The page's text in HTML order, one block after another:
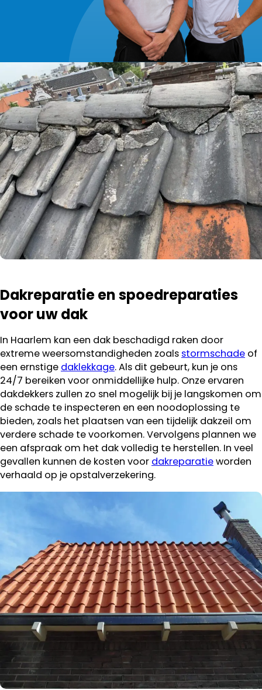
Dakreparatie en spoedreparaties
voor uw dak
In Haarlem kan een dak beschadigd raken door
extreme weersomstandigheden zoals stormschade of
een ernstige daklekkage. Als dit gebeurt, kun je ons
24/7 bereiken voor onmiddellijke hulp. Onze ervaren
dakdekkers zullen zo snel mogelijk bij je langskomen om
de schade te inspecteren en een noodoplossing te
bieden, zoals het plaatsen van een tijdelijk dakzeil om
verdere schade te voorkomen. Vervolgens plannen we
een afspraak om het dak volledig te herstellen. In veel
gevallen kunnen de kosten voor dakreparatieworden
verhaald op je opstalverzekering.